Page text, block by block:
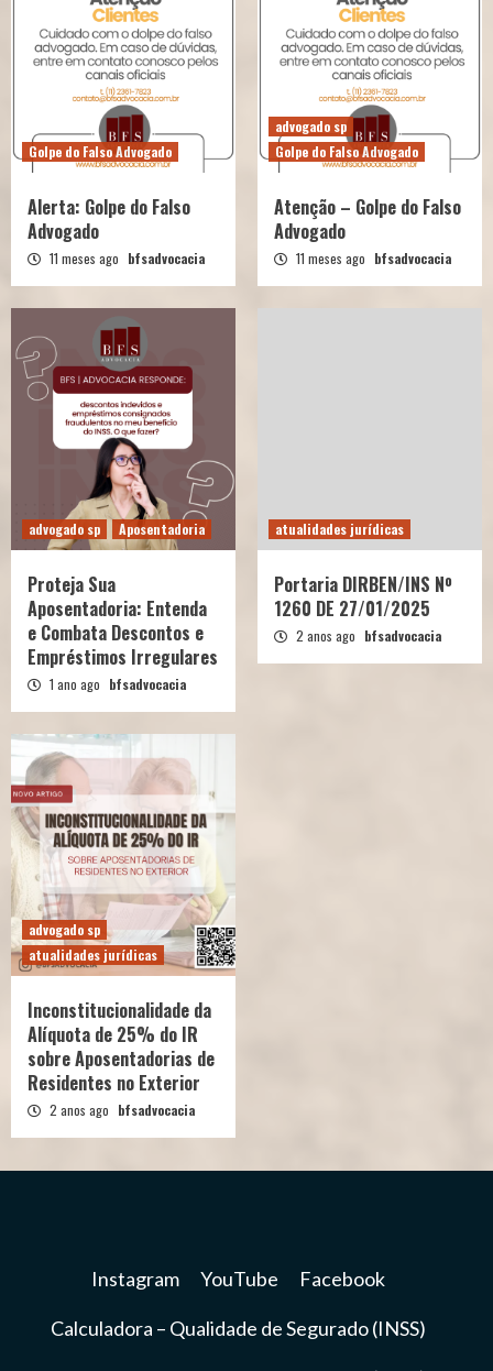
Golpe do Falso Advogado
Alerta: Golpe do Falso
Advogado
11 meses ago bfsadvocacia
advogado sp
Golpe do Falso Advogado
Atenção – Golpe do Falso
Advogado
11 meses ago bfsadvocacia
advogado sp Aposentadoria
Proteja Sua
Aposentadoria: Entenda
e Combata Descontos e
Empréstimos Irregulares
1 ano ago bfsadvocacia
atualidades jurídicas
Portaria DIRBEN/INS Nº
1260 DE 27/01/2025
2 anos ago bfsadvocacia
advogado sp
atualidades jurídicas
Inconstitucionalidade da
Alíquota de 25% do IR
sobre Aposentadorias de
Residentes no Exterior
2 anos ago bfsadvocacia
Instagram YouTube Facebook
Calculadora – Qualidade de Segurado (INSS)